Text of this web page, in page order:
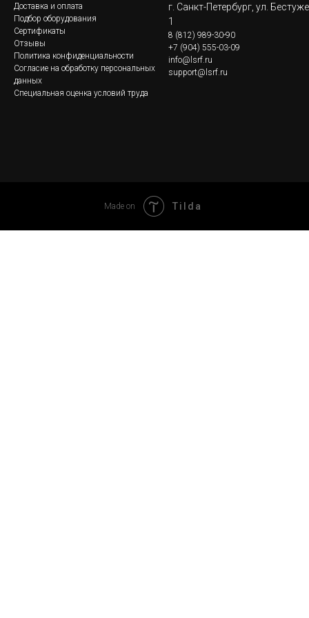
Доставка и оплата
Подбор оборудования
Сертификаты
Отзывы
Политика конфиденциальности
Согласие на обработку персональных
данных
Специальная оценка условий труда
г. Санкт-Петербург, ул.
1
8 (812) 989-30-90
+7 (904) 555-03-09
info@lsrf.ru
support@lsrf.ru
Made on Tilda